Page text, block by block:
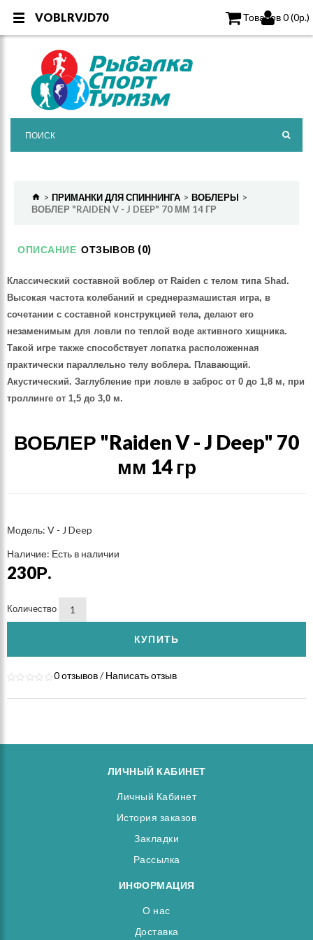
Товаров 0 (0р.)
ПРИМАНКИ ДЛЯ СПИННИНГА
ВОБЛЕРЫ
ВОБЛЕР "RAIDEN V - J DEEP" 70 ММ 14 ГР
ОПИСАНИЕ ОТЗЫВОВ (0)
Классический составной воблер от Raiden с телом типа Shad.
Высокая частота колебаний и среднеразмашистая игра, в
сочетании с составной конструкцией тела, делают его
незаменимым для ловли по теплой воде активного хищника.
Такой игре также способствует лопатка расположенная
практически параллельно телу воблера. Плавающий.
Акустический. Заглубление при ловле в заброс от 0 до 1,8 м, при
троллинге от 1,5 до 3,0 м.
ВОБЛЕР "Raiden V - J Deep" 70
мм 14 гр
Модель: V - J Deep
Наличие: Есть в наличии
230Р.
Количество
КУПИТЬ
0 отзывов/Написать отзыв
ЛИЧНЫЙ КАБИНЕТ
Личный Кабинет
История заказов
Закладки
Рассылка
ИНФОРМАЦИЯ
О нас
Доставка
VOBLRVJD70
VOBLRVJD70